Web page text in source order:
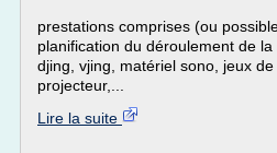
prestations comprises (ou
planification du déroulement de
djing, vjing, matériel sono, jeux
projecteur,...
Lire la suite